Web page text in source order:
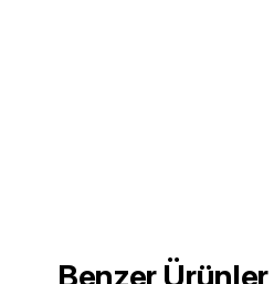
Benzer Ürünler